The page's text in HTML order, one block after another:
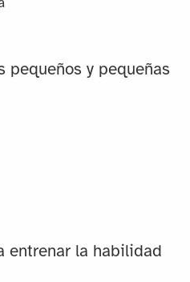
pequeños y pequeñas
entrenar la habilidad